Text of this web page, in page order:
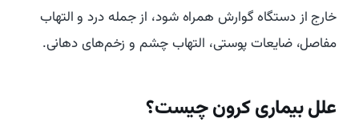
خارج از دستگاه گوارش همراه شود، از جمله درد و التهاب
مفاصل، ضایعات پوستی، التهاب چشم و زخم‌های دهانی.
علل بیماری کرون چیست؟